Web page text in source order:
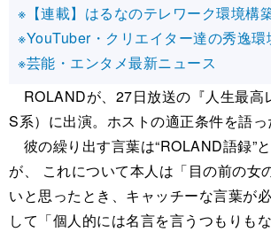
※【連載】はるなのテレワーク環境構
※YouTuber・クリエイター達の秀逸環
※芸能・エンタメ最新ニュース
ROLANDが、27日放送の『人生最高
S系）に出演。ホストの適正条件を語っ
彼の繰り出す言葉は“ROLAND語録”
が、 これについて本人は「目の前の女
いと思ったとき、キャッチーな言葉が
して「個人的には名言を言うつもりもな